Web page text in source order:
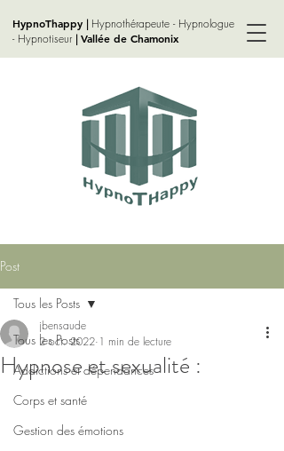
HypnoThappy | Hypnothérapeute - Hypnologue
- Hypnotiseur | Vallée de Chamonix
Post
Tous les Posts
Addictions et dépendances
Corps et santé
Gestion des émotions
Tous les Posts
Hypnose et sexualité :
jbensaude
2 oct. 2022 1 min de lecture